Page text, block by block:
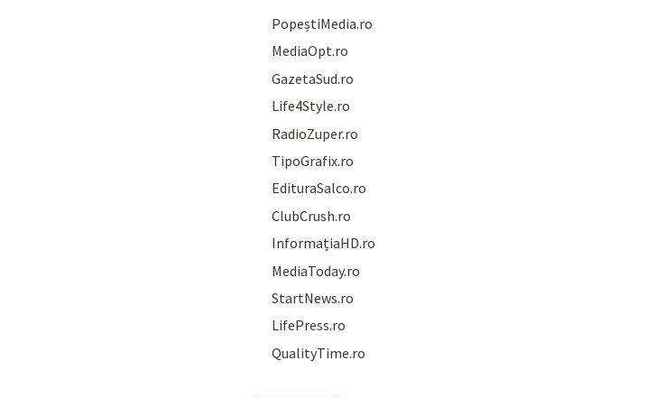
PopeștiMedia.ro
MediaOpt.ro
GazetaSud.ro
Life4Style.ro
RadioZuper.ro
TipoGrafix.ro
EdituraSalco.ro
ClubCrush.ro
InformațiaHD.ro
MediaToday.ro
StartNews.ro
LifePress.ro
QualityTime.ro